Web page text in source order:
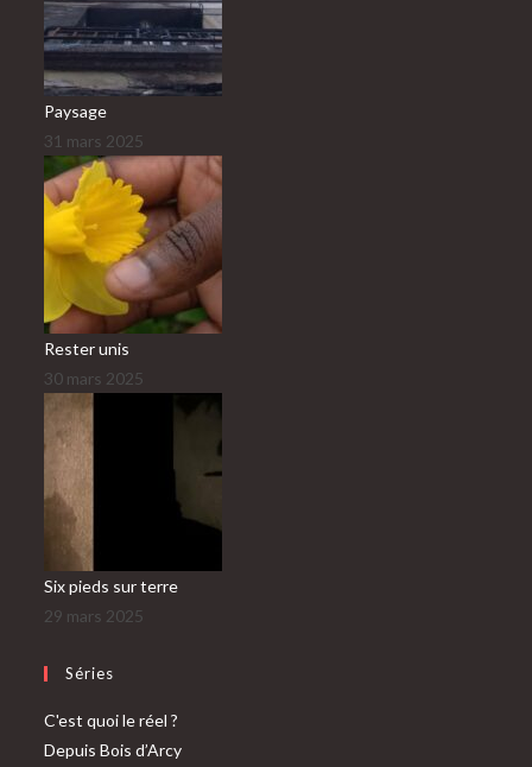
Paysage
31 mars 2025
Rester unis
30 mars 2025
Six pieds sur terre
29 mars 2025
Séries
C'est quoi le réel ?
Depuis Bois d’Arcy